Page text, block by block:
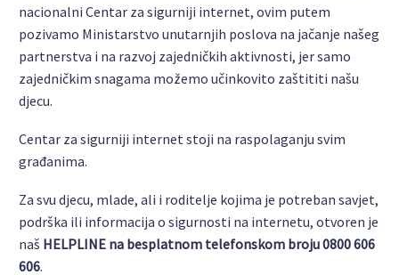
nacionalni Centar za sigurniji internet, ovim putem
pozivamo Ministarstvo unutarnjih poslova na jačanje našeg
partnerstva i na razvoj zajedničkih aktivnosti, jer samo
zajedničkim snagama možemo učinkovito zaštititi našu
djecu.
Centar za sigurniji internet stoji na raspolaganju svim
građanima.
Za svu djecu, mlade, ali i roditelje kojima je potreban savjet,
podrška ili informacija o sigurnosti na internetu, otvoren je
naš HELPLINE na besplatnom telefonskom broju 0800 606
606.